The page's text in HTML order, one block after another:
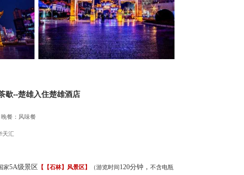
歇--楚雄入住楚雄酒店
餐：风味餐
天汇
家5A级景区 【 【石林】 风景区】 （游览时间 120分钟， 不含电瓶